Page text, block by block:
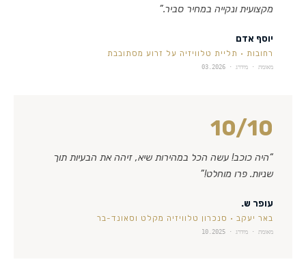
מקצועית ונקייה במחיר סביר.”
יוסף אדם
רחובות · תליית טלוויזיה על זרוע מסתובבת
מאומת · מידרג · 03.2026
10/10
“היה כוכב! עשה הכל במהירות שיא, זיהה את הבעיות תוך
שניות. פרו מוחלט!”
עופר ש.
באר יעקב · סנכרון טלוויזיה מקלט וסאונד-בר
מאומת · מידרג · 10.2025